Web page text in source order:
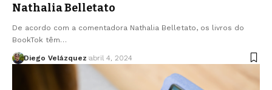
Nathalia Belletato
De acordo com a comentadora Nathalia Belletato, os livros do
BookTok têm…
Diego Velázquez abril 4, 2024